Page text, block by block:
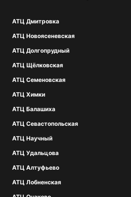
АТЦ Дмитровка
АТЦ Новоясеневская
АТЦ Долгопрудный
АТЦ Щёлковская
АТЦ Семеновская
АТЦ Химки
АТЦ Балашиха
АТЦ Севастопольская
АТЦ Научный
АТЦ Удальцова
АТЦ Алтуфьево
АТЦ Лобненская